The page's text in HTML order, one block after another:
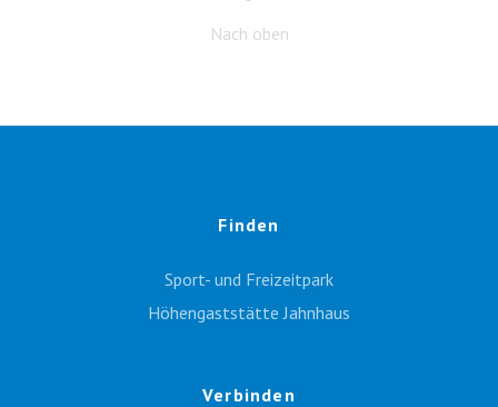
Nach oben
Finden
Sport- und Freizeitpark
Höhengaststätte Jahnhaus
Verbinden